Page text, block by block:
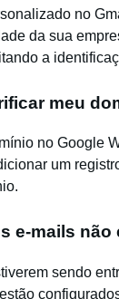
no
da sua
a
meu
no Google
um
e-mails
sendo